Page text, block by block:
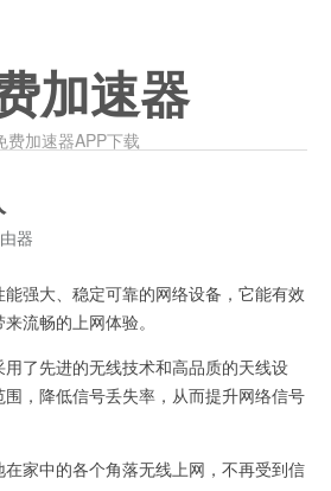
加速器
费加速器APP下载
器
强大、稳定可靠的网络设备，它能有效
流畅的上网体验。
了先进的无线技术和高品质的天线设
，降低信号丢失率，从而提升网络信号
家中的各个角落无线上网，不再受到信